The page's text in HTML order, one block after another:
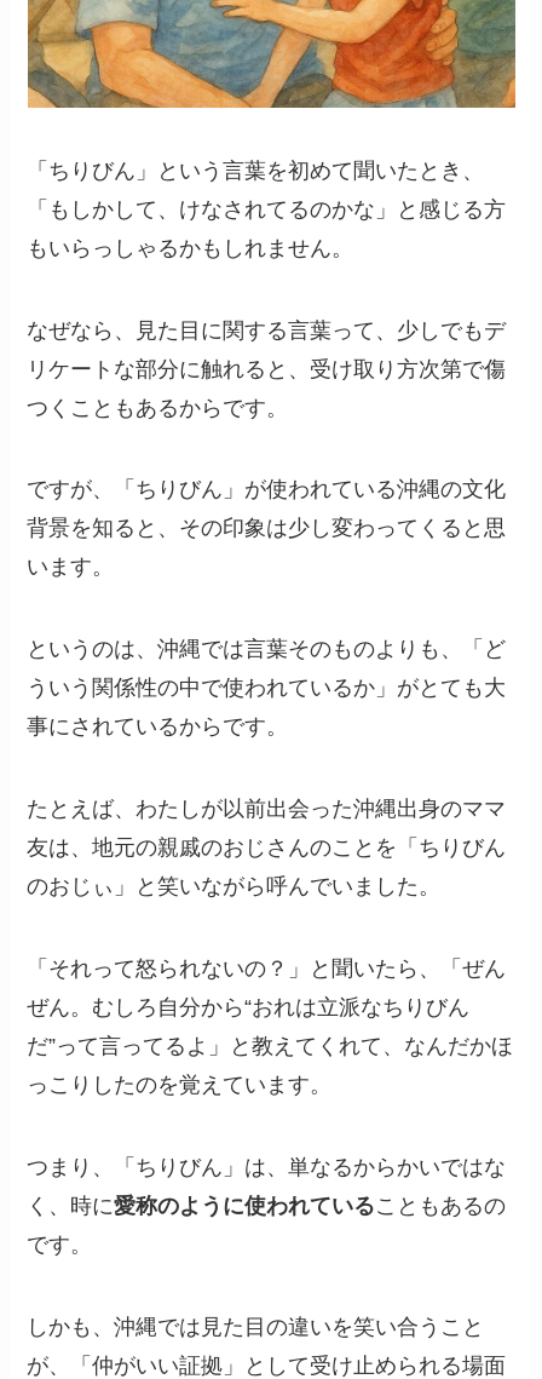
「ちりびん」という言葉を初めて聞いたとき、
「もしかして、けなされてるのかな」と感じる方
もいらっしゃるかもしれません。
なぜなら、見た目に関する言葉って、少しでもデ
リケートな部分に触れると、受け取り方次第で傷
つくこともあるからです。
ですが、「ちりびん」が使われている沖縄の文化
背景を知ると、その印象は少し変わってくると思
います。
というのは、沖縄では言葉そのものよりも、「ど
ういう関係性の中で使われているか」がとても大
事にされているからです。
たとえば、わたしが以前出会った沖縄出身のママ
友は、地元の親戚のおじさんのことを「ちりびん
のおじぃ」と笑いながら呼んでいました。
「それって怒られないの？」と聞いたら、「ぜん
ぜん。むしろ自分から“おれは立派なちりびん
だ”って言ってるよ」と教えてくれて、なんだかほ
っこりしたのを覚えています。
つまり、「ちりびん」は、単なるからかいではな
く、時に愛称のように使われていることもあるの
です。
しかも、沖縄では見た目の違いを笑い合うこと
が、「仲がいい証拠」として受け止められる場面